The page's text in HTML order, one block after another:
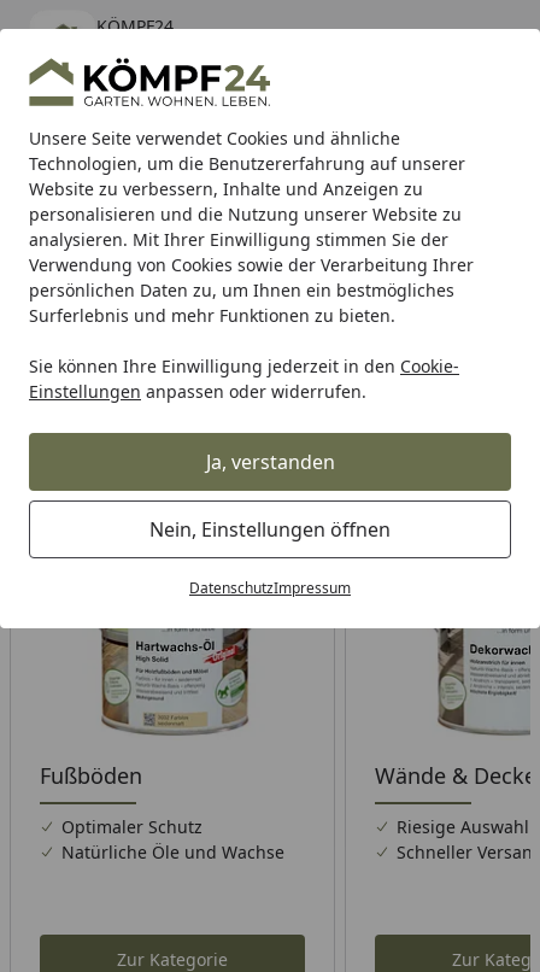
Unsere Seite verwendet Cookies und ähnliche
Technologien, um die Benutzererfahrung auf unserer
Website zu verbessern, Inhalte und Anzeigen zu
personalisieren und die Nutzung unserer Website zu
analysieren. Mit Ihrer Einwilligung stimmen Sie der
Verwendung von Cookies sowie der Verarbeitung Ihrer
persönlichen Daten zu, um Ihnen ein bestmögliches
Surferlebnis und mehr Funktionen zu bieten.
Sie können Ihre Einwilligung jederzeit in den Cookie-
Einstellungen anpassen oder widerrufen.
Ja, verstanden
Nein, Einstellungen öffnen
DatenschutzImpressum
KÖMPF24
kostenlos - Im App Store
Hotline
Alle Produkte
Mein Konto
Suchen
Karibu Pools inkl. gratis Sandfilteranlage & Pool-
Starterset (Gesamtwert bis 468,99€)
Startseite
OSMO Anstriche Innenbereich
OSMO Anstriche für den
Innenbereich
Wählen Sie Ihre Wunschkategorie
Fußböden
Optimaler Schutz
Natürliche Öle und Wachse
Zur Kategorie
Wände &
Riesige Auswahl
Schneller
Zur